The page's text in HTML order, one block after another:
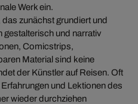
Werk ein.
zunächst grundiert und
gestalterisch und narrativ
Comicstrips,
Material sind keine
der Künstler auf Reisen. Oft
und Lektionen des
wieder durchziehen